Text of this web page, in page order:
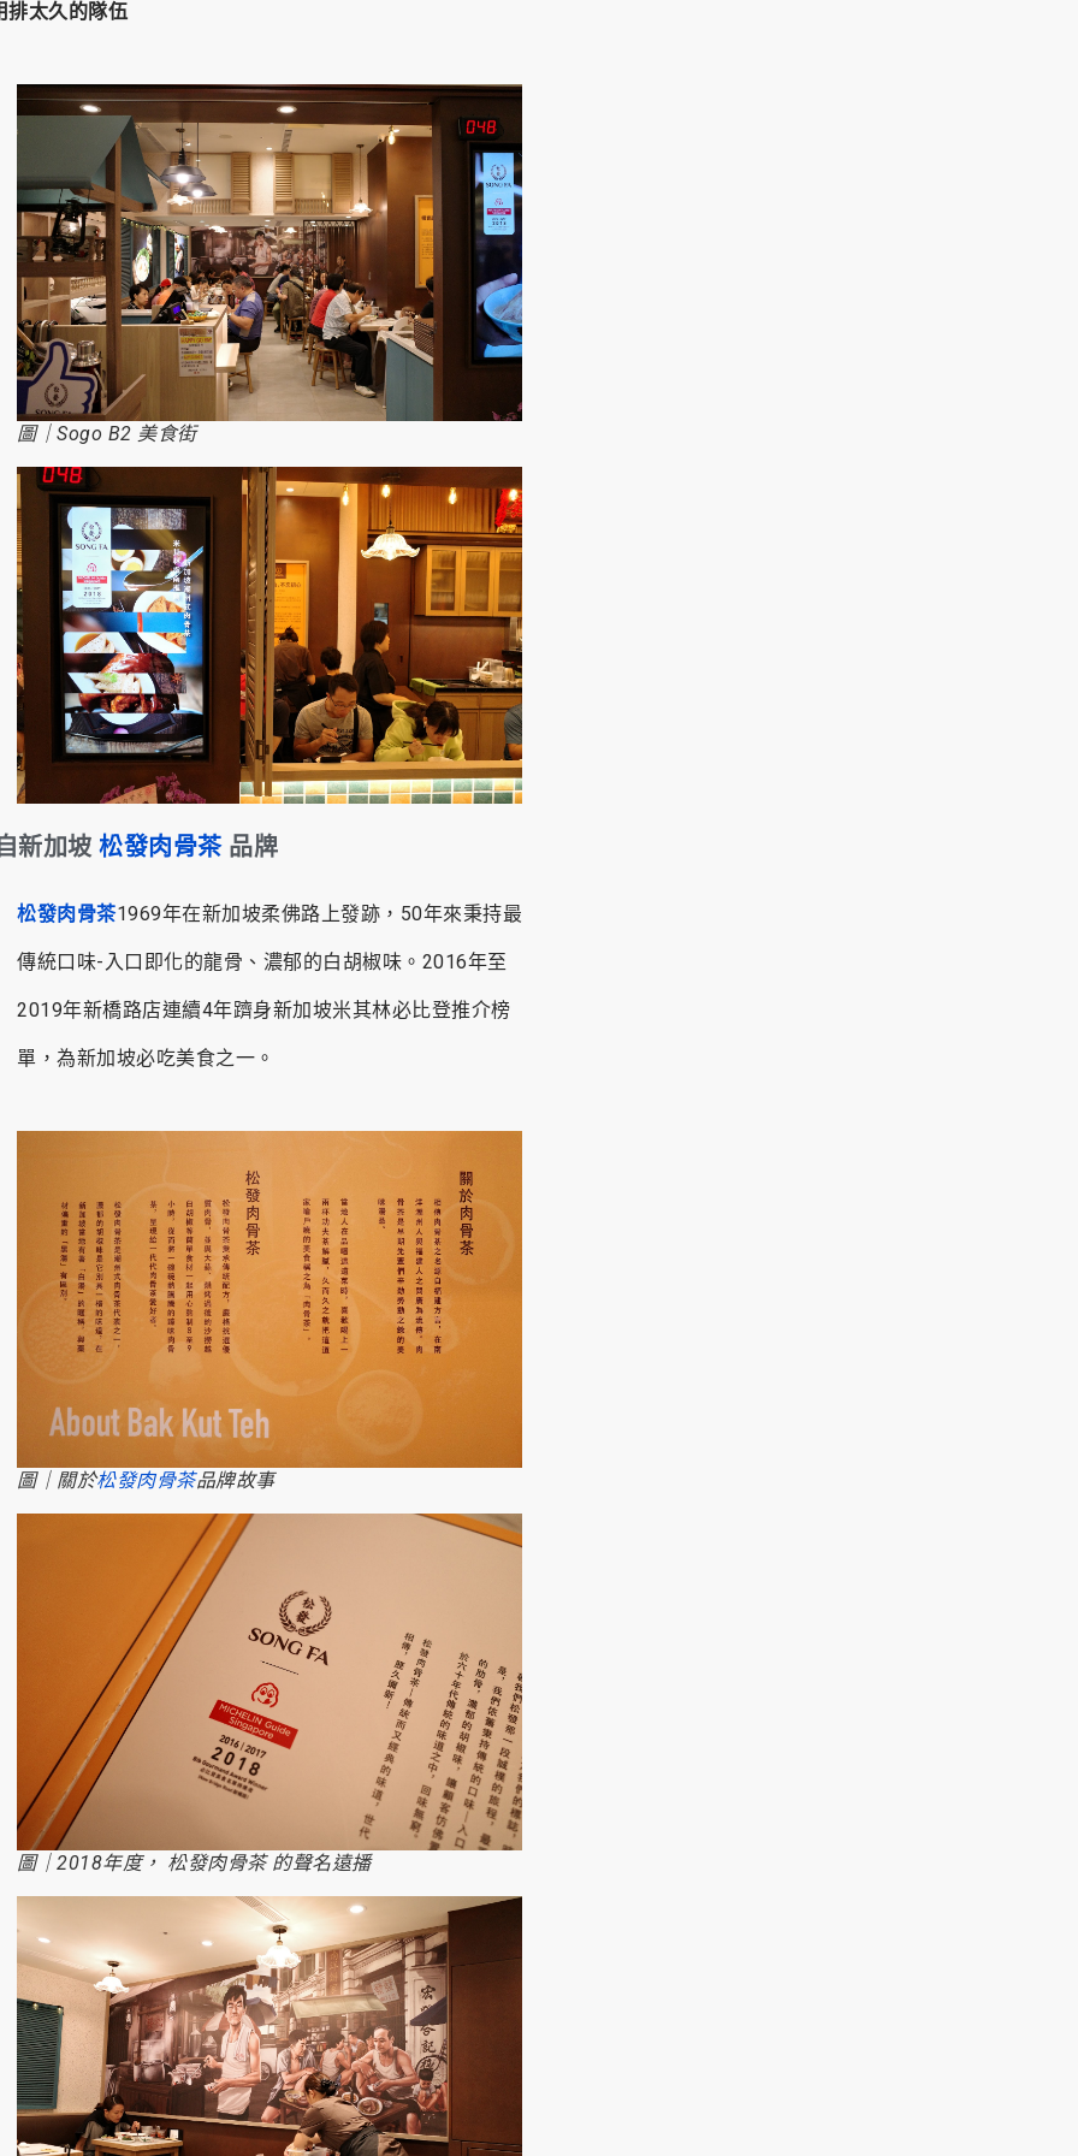
排太久的隊伍
圖｜Sogo B2 美食街
新加坡 松發肉骨茶品牌
松發肉骨茶1969年在新加坡柔佛路上發跡，50年來秉持最
傳統口味-入口即化的龍骨、濃郁的白胡椒味。2016年至
2019年新橋路店連續4年躋身新加坡米其林必比登推介榜
單，為新加坡必吃美食之一。
圖｜關於松發肉骨茶品牌故事
圖｜2018年度， 松發肉骨茶 的聲名遠播